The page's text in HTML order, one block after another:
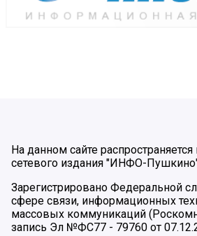
На данном сайте
сетевого издания "ИНФО-
Зарегистрировано Федеральной
сфере связи, информационных
массовых коммуникаций
запись Эл №ФС77 - 79760 от